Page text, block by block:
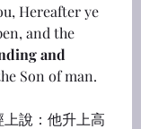
Hereafter ye
and the
and
Son of man.
上說：他升上高